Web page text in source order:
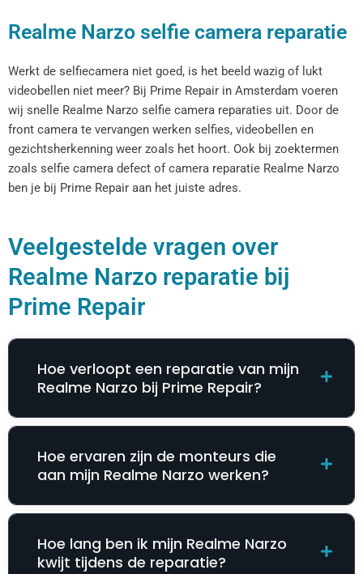
Realme Narzo selfie camera reparatie
Werkt de selfiecamera niet goed, is het beeld wazig of lukt
videobellen niet meer? Bij Prime Repair in Amsterdam voeren
wij snelle Realme Narzo selfie camera reparaties uit. Door de
front camera te vervangen werken selfies, videobellen en
gezichtsherkenning weer zoals het hoort. Ook bij zoektermen
zoals selfie camera defect of camera reparatie Realme Narzo
ben je bij Prime Repair aan het juiste adres.
Veelgestelde vragen over
Realme Narzo reparatie bij
Prime Repair
Hoe verloopt een reparatie van mijn
Realme Narzo bij Prime Repair?
Hoe ervaren zijn de monteurs die
aan mijn Realme Narzo werken?
Hoe lang ben ik mijn Realme Narzo
kwijt tijdens de reparatie?